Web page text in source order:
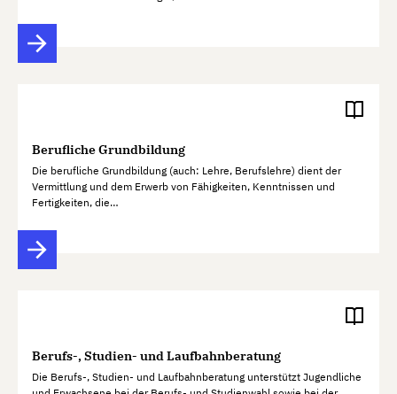
Berufliche Grundbildung
Die berufliche Grundbildung (auch: Lehre, Berufslehre) dient der
Vermittlung und dem Erwerb von Fähigkeiten, Kenntnissen und
Fertigkeiten, die…
Berufs-, Studien- und Laufbahnberatung
Die Berufs-, Studien- und Laufbahnberatung unterstützt Jugendliche